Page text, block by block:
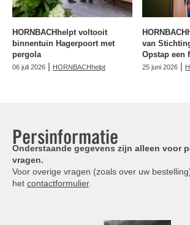
HORNBACHhelpt voltooit
binnentuin Hagerpoort met
pergola
06 juli 2026 | HORNBACHhelpt
van
Opstap een
25 juni 2026 |
Persinformatie
Onderstaande gegevens zijn alleen voor
vragen.
Voor overige vragen (zoals over uw
het contactformulier.